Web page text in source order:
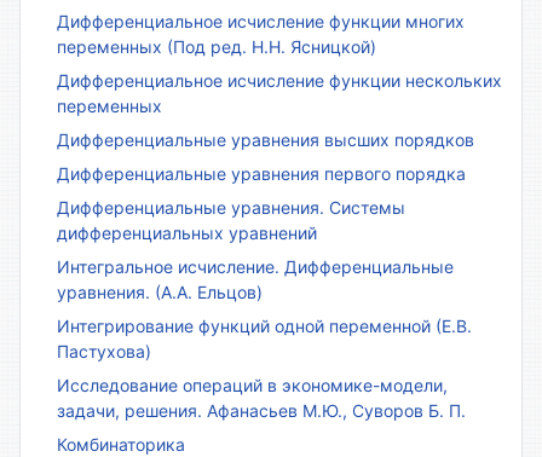
Дифференциальное исчисление функции многих
переменных (Под ред. Н.Н. Ясницкой)
Дифференциальное исчисление функции нескольких
переменных
Дифференциальные уравнения высших порядков
Дифференциальные уравнения первого порядка
Дифференциальные уравнения. Системы
дифференциальных уравнений
Интегральное исчисление. Дифференциальные
уравнения. (А.А. Ельцов)
Интегрирование функций одной переменной (Е.В.
Пастухова)
Исследование операций в экономике-модели,
задачи, решения. Афанасьев М.Ю., Суворов Б. П.
Комбинаторика